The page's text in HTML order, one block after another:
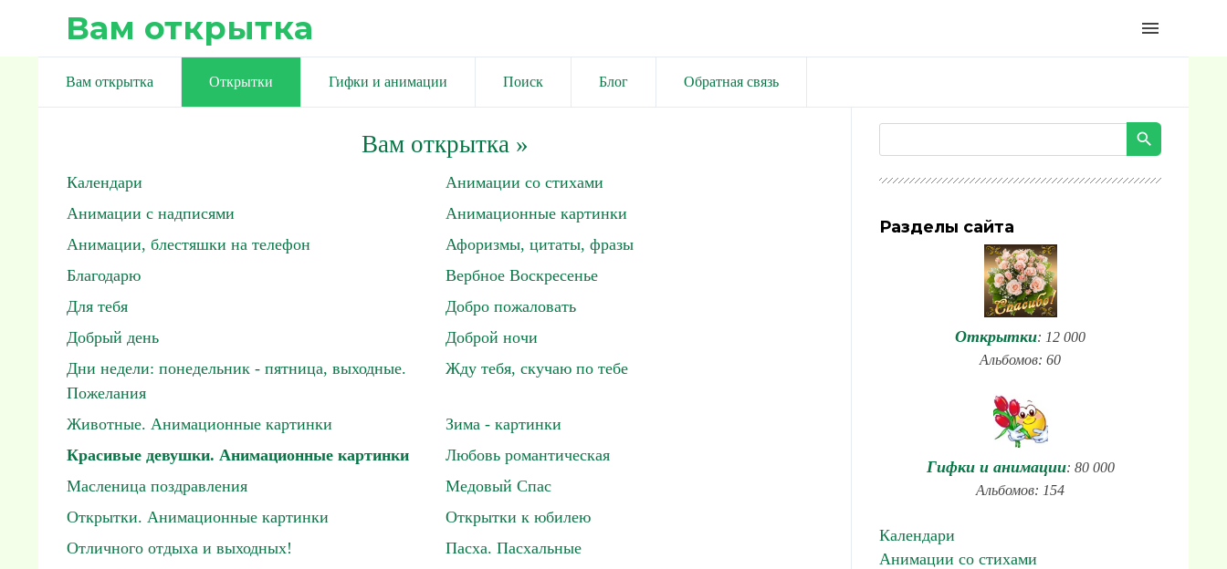
Вам открытка menu
Вам открытка Открытки Гифки и анимации Поиск Блог Обратная связь
Вам открытка»
Календари
Анимации со стихами
Анимации с надписями
Анимационные картинки
Анимации, блестяшки на телефон
Афоризмы, цитаты, фразы
Благодарю
Вербное Воскресенье
Для тебя
Добро пожаловать
Добрый день
Доброй ночи
Дни недели: понедельник - пятница, выходные.
Пожелания
Жду тебя, скучаю по тебе
Животные. Анимационные картинки
Зима - картинки
Красивые девушки. Анимационные картинки
Любовь романтическая
Масленица поздравления
Медовый Спас
Открытки. Анимационные картинки
Открытки к юбилею
Отличного отдыха и выходных!
Пасха. Пасхальные
Разделы сайта
Открытки: 12 000
Альбомов: 60
Гифки и анимации: 80 000
Альбомов: 154
Календари
Анимации со стихами